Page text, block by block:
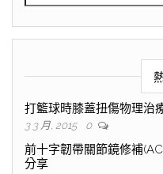
打籃球時膝蓋扭傷物理治
3 3 月, 2015 0
前十字韌帶關節鏡修補
分享